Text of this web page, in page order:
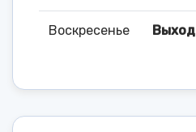
Воскресенье